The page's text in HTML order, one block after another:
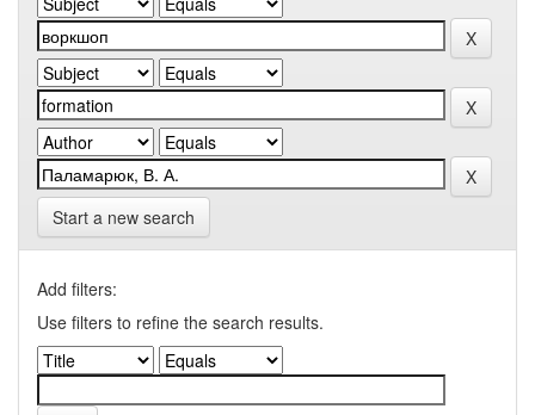
Start a new search
Add filters:
Use filters to refine the search results.